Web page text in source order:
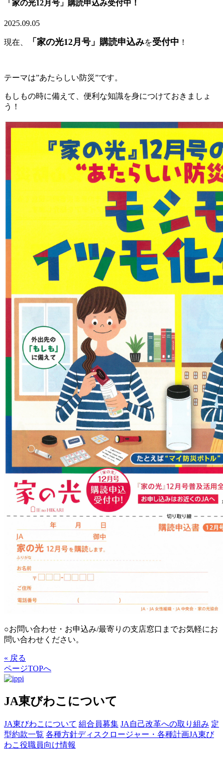
「家の光12月号」購読申込み受付中！
2025.09.05
現在、 「家の光12月号」購読申込みを受付中 ！
テーマは”あたらしい防災”です。
もしもの時に備えて、便利な知識を身につけておきましょ
う！
○お問い合わせ・お申込み/最寄りの支店窓口までお気軽にお
問い合わせください。
« 戻る
ページTOPへ
JA東びわこについて
JA東びわこについて 組合員募集 JA自己改革への取り組み 定
型約款一覧 各種方針ディスクロージャー・各種計画JA東び
わこ役職員向け情報